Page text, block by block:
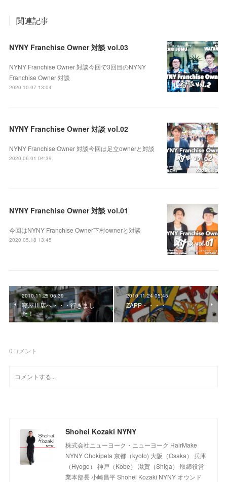
関連記事
NYNY Franchise Owner 対談 vol.03
NYNY Franchise Owner 対談今回で3回目のNYNY
Franchise Owner 対談
2020.10.07 13:04
NYNY Franchise Owner 対談 vol.02
NYNY Franchise Owner 対談今回は足立ownerと対談
2020.06.01 04:39
NYNY Franchise Owner 対談 vol.01
今回はNYNY Franchise Owner下村ownerと対談
2020.05.18 13:45
2010.11.25 05:39
寝屋川店へ・・・行きまし
た！
2010.11.24 05:45
ZAPP・・・・
0コメント
Shohei Kozaki NYNY
株式会社ニューヨーク・ニューヨーク HairMake
NYNY Chokipeta 京都（kyoto) 大阪（Osaka） 兵庫
（Hyogo） 神戸（Kobe） 滋賀（Shiga） 取締役営
業本部長 小崎昌平 Shohei Kozaki NYNY オウンド